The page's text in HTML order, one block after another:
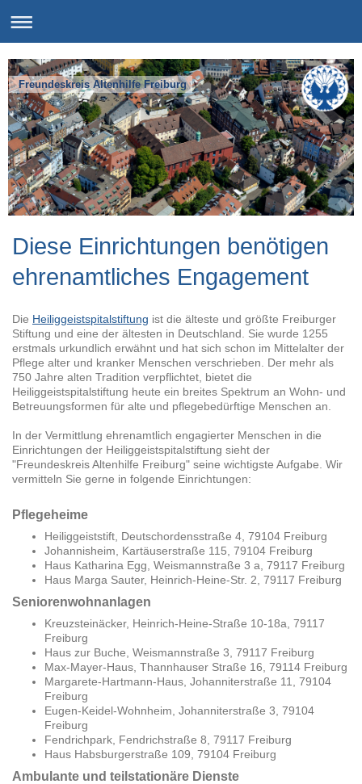
Freundeskreis Altenhilfe Freiburg
Diese Einrichtungen benötigen
ehrenamtliches Engagement
Die Heiliggeistspitalstiftung ist die älteste und größte Freiburger
Stiftung und eine der ältesten in Deutschland. Sie wurde 1255
erstmals urkundlich erwähnt und hat sich schon im Mittelalter der
Pflege alter und kranker Menschen verschrieben. Der mehr als
750 Jahre alten Tradition verpflichtet, bietet die
Heiliggeistspitalstiftung heute ein breites Spektrum an Wohn- und
Betreuungsformen für alte und pflegebedürftige Menschen an.
In der Vermittlung ehrenamtlich engagierter Menschen in die
Einrichtungen der Heiliggeistspitalstiftung sieht der
"Freundeskreis Altenhilfe Freiburg" seine wichtigste Aufgabe. Wir
vermitteln Sie gerne in folgende Einrichtungen:
Pflegeheime
Heiliggeiststift, Deutschordensstraße 4, 79104 Freiburg
Johannisheim, Kartäuserstraße 115, 79104 Freiburg
Haus Katharina Egg, Weismannstraße 3 a, 79117 Freiburg
Haus Marga Sauter, Heinrich-Heine-Str. 2, 79117 Freiburg
Seniorenwohnanlagen
Kreuzsteinäcker, Heinrich-Heine-Straße 10-18a, 79117
Freiburg
Haus zur Buche, Weismannstraße 3, 79117 Freiburg
Max-Mayer-Haus, Thannhauser Straße 16, 79114 Freiburg
Margarete-Hartmann-Haus, Johanniterstraße 11, 79104
Freiburg
Eugen-Keidel-Wohnheim, Johanniterstraße 3, 79104
Freiburg
Fendrichpark, Fendrichstraße 8, 79117 Freiburg
Haus Habsburgerstraße 109, 79104 Freiburg
Ambulante und teilstationäre Dienste